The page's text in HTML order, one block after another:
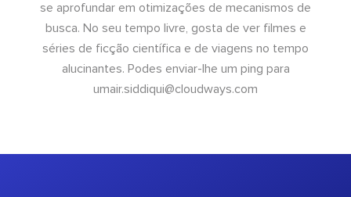
se aprofundar em otimizações de mecanismos de
busca. No seu tempo livre, gosta de ver filmes e
séries de ficção científica e de viagens no tempo
alucinantes. Podes enviar-lhe um ping para
umair.siddiqui@cloudways.com